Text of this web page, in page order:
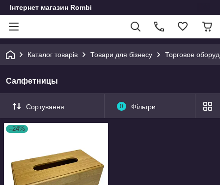
Інтернет магазин Rombi
Каталог товарів Товари для бізнесу Торговое
Салфетницы
Сортування 0 Фільтри
–24%